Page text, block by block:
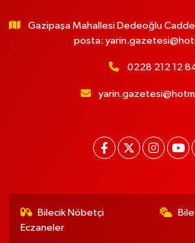
Gazipaşa Mahallesi Dedeoğlu
posta:
0228 212 12
Bilecik Nöbetçi
Eczaneler